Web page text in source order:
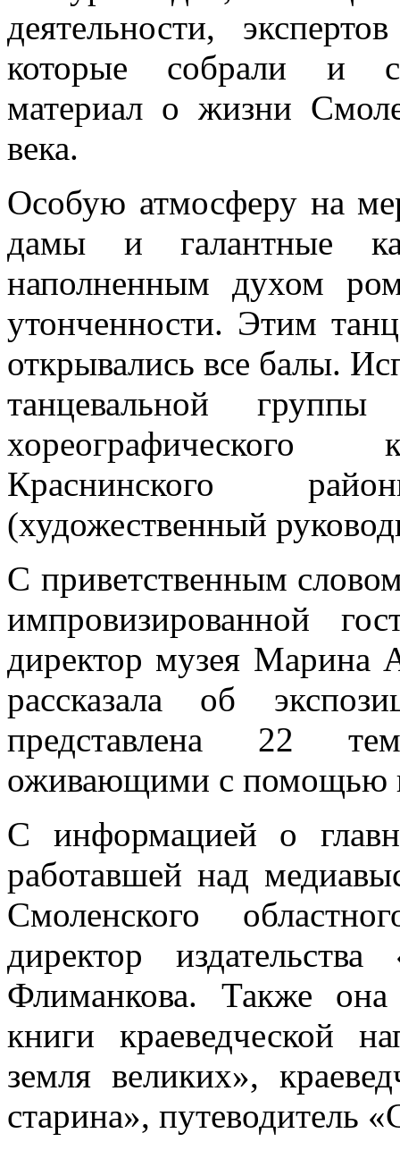
деятельности,
которые собрали и
материал о жизни
века.
Особую атмосферу на
дамы и галантные
наполненным духом
утонченности. Этим
открывались все балы.
танцевальной группы
хореографического
Краснинского
(художественный
С приветственным
импровизированной
директор музея Марина
рассказала об
представлена 22
оживающими с помощью
С информацией о
работавшей над
Смоленского
директор
Флиманкова. Также
книги краеведческой
земля великих»,
старина», путеводитель